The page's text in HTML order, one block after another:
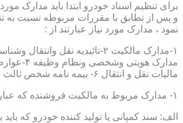
برای تنظیم اسناد خودرو ابتدا باید مدارک
و پس از تطابق با مقررات مربوطه نسبت به
نمود ، مدارک مورد نیاز عبارتند از :
مالیات نقل و انتقال ۶- بیمه نامه شخص ثالث معتبر ۷-کارت سوخت
۱- مدارک مربوط به مالکیت فروشنده که عبارتند از
الف: سند کمپانی یا تولید کننده خودرو که